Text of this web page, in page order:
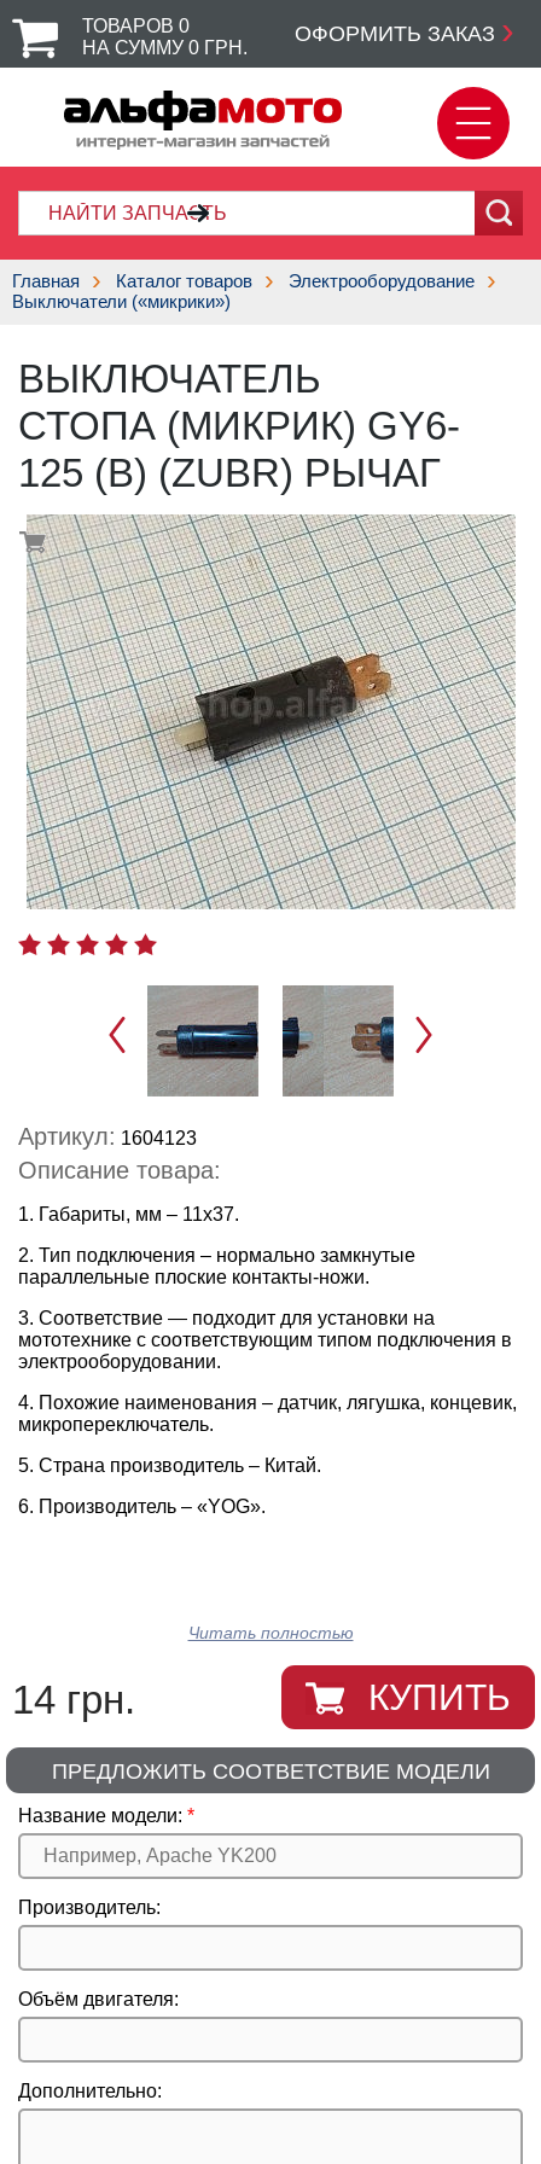
ТОВАРОВ 0
НА СУММУ 0 ГРН.
ОФОРМИТЬ ЗАКАЗ
Главная Каталог товаров
Электрооборудование
Выключатели («микрики»)
ВЫКЛЮЧАТЕЛЬ
СТОПА (МИКРИК) GY6-
125 (B) (ZUBR) РЫЧАГ
Артикул: 1604123
Описание товара:
1. Габариты, мм – 11х37.
2. Тип подключения – нормально замкнутые
параллельные плоские контакты-ножи.
3. Соответствие — подходит для установки на
мототехнике с соответствующим типом подключения в
электрооборудовании.
4. Похожие наименования – датчик, лягушка, концевик,
микропереключатель.
5. Страна производитель – Китай.
6. Производитель – «YOG».
Читать полностью
14 грн. КУПИТЬ
ПРЕДЛОЖИТЬ СООТВЕТСТВИЕ МОДЕЛИ
Название модели:
Производитель:
Объём двигателя:
Дополнительно: